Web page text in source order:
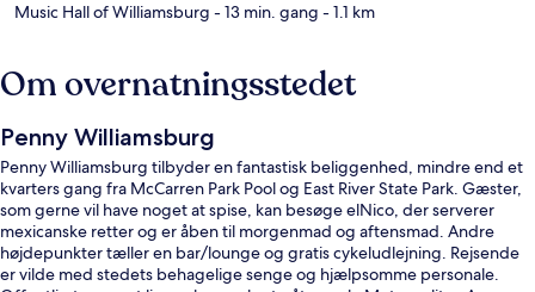
Music Hall of Williamsburg - 13 min. gang - 1.1 km
Om overnatningsstedet
Penny Williamsburg
Penny Williamsburg tilbyder en fantastisk beliggenhed, mindre end et
kvarters gang fra McCarren Park Pool og East River State Park. Gæster,
som gerne vil have noget at spise, kan besøge elNico, der serverer
mexicanske retter og er åben til morgenmad og aftensmad. Andre
højdepunkter tæller en bar/lounge og gratis cykeludlejning. Rejsende
er vilde med stedets behagelige senge og hjælpsomme personale.